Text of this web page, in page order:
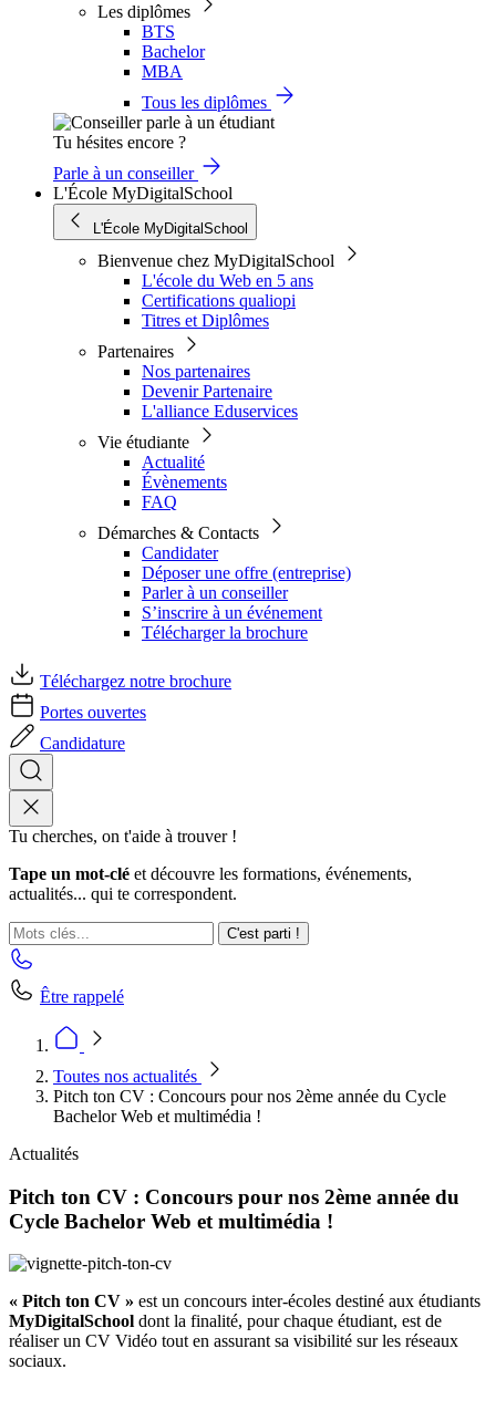
Les diplômes
BTS
Bachelor
MBA
Tous les diplômes
Tu hésites encore ?
Parle à un conseiller
L'École MyDigitalSchool
L'École MyDigitalSchool
Bienvenue chez MyDigitalSchool
L'école du Web en 5 ans
Certifications qualiopi
Titres et Diplômes
Partenaires
Nos partenaires
Devenir Partenaire
L'alliance Eduservices
Vie étudiante
Actualité
Évènements
FAQ
Démarches & Contacts
Candidater
Déposer une offre (entreprise)
Parler à un conseiller
S’inscrire à un événement
Télécharger la brochure
Téléchargez notre brochure
Portes ouvertes
Candidature
Tu cherches, on t'aide à trouver !
Tape un mot-clé et découvre les formations, événements,
actualités... qui te correspondent.
C'est parti !
Être rappelé
Toutes nos actualités
Pitch ton CV : Concours pour nos 2ème année du Cycle
Bachelor Web et multimédia !
Actualités
Pitch ton CV : Concours pour nos 2ème année du
Cycle Bachelor Web et multimédia !
« Pitch ton CV » est un concours inter-écoles destiné aux étudiants
MyDigitalSchool dont la finalité, pour chaque étudiant, est de
réaliser un CV Vidéo tout en assurant sa visibilité sur les réseaux
sociaux.